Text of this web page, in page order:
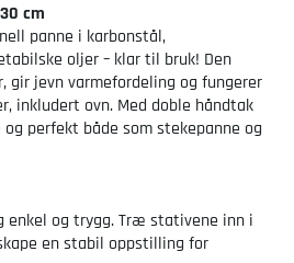
cm
panne i karbonstål,
oljer – klar til bruk! Den
gir jevn varmefordeling og fungerer
inkludert ovn. Med doble håndtak
perfekt både som stekepanne og
enkel og trygg. Træ stativene inn i
en stabil oppstilling for